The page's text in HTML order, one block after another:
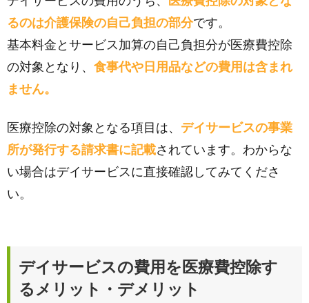
るのは介護保険の自己負担の部分です。
基本料金とサービス加算の自己負担分が医療費控除
の対象となり、 食事代や日用品などの費用は含まれ
ません。
医療控除の対象となる項目は、 デイサービスの事業
所が発行する請求書に記載されています。わからな
い場合はデイサービスに直接確認してみてくださ
い。
デイサービスの費用を医療費控除す
るメリット・デメリット